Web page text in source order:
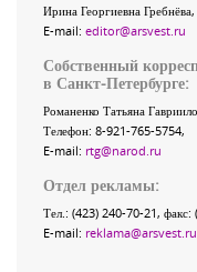
Ирина Георгиевна Гребнёва,
E-mail: editor@arsvest.ru
Собственный
в Санкт-Петербурге:
Романенко Татьяна
Телефон: 8-921-765-5754,
E-mail: rtg@narod.ru
Отдел рекламы:
Тел.: (423) 240-70-21, факс:
E-mail: reklama@arsvest.ru